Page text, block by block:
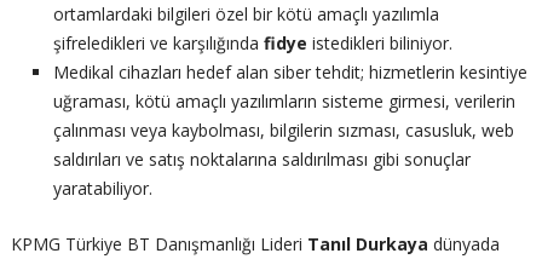
ortamlardaki bilgileri özel bir kötü amaçlı yazılımla
şifreledikleri ve karşılığında fidye istedikleri biliniyor.
Medikal cihazları hedef alan siber tehdit; hizmetlerin kesintiye
uğraması, kötü amaçlı yazılımların sisteme girmesi, verilerin
çalınması veya kaybolması, bilgilerin sızması, casusluk, web
saldırıları ve satış noktalarına saldırılması gibi sonuçlar
yaratabiliyor.
KPMG Türkiye BT Danışmanlığı Lideri Tanıl Durkaya dünyada